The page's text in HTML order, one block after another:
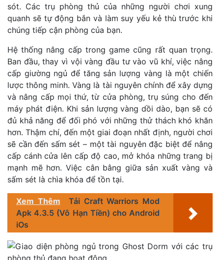
sót. Các trụ phòng thủ của những người chơi xung
quanh sẽ tự động bắn và làm suy yếu kẻ thù trước khi
chúng tiếp cận phòng của bạn.
Hệ thống nâng cấp trong game cũng rất quan trọng.
Ban đầu, thay vì vội vàng đầu tư vào vũ khí, việc nâng
cấp giường ngủ để tăng sản lượng vàng là một chiến
lược thông minh. Vàng là tài nguyên chính để xây dựng
và nâng cấp mọi thứ, từ cửa phòng, trụ súng cho đến
máy phát điện. Khi sản lượng vàng dồi dào, bạn sẽ có
đủ khả năng để đối phó với những thử thách khó khăn
hơn. Thậm chí, đến một giai đoạn nhất định, người chơi
sẽ cần đến sấm sét – một tài nguyên đặc biệt để nâng
cấp cánh cửa lên cấp độ cao, mở khóa những trang bị
mạnh mẽ hơn. Việc cân bằng giữa sản xuất vàng và
sấm sét là chìa khóa để tồn tại.
Xem Thêm
Tải Craft Warriors Mod
Apk 4.3.5 (Vô Hạn Tiền) cho Android
iOs